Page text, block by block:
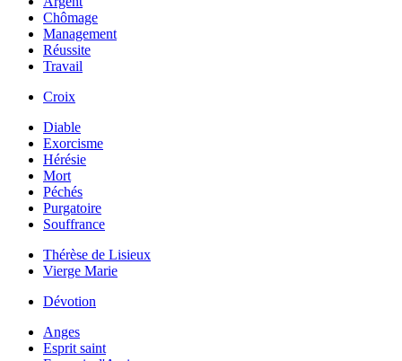
Chômage
Management
Réussite
Travail
Croix
Diable
Exorcisme
Hérésie
Mort
Péchés
Purgatoire
Souffrance
Thérèse de Lisieux
Vierge Marie
Dévotion
Anges
Esprit saint